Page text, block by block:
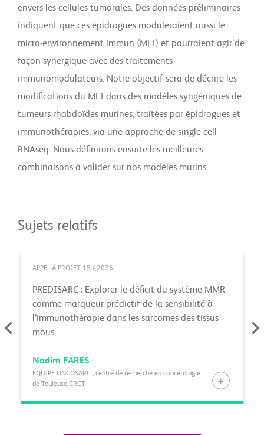
envers les cellules tumorales. Des données préliminaires
indiquent que ces épidrogues moduleraient aussi le
micro-environnement immun (MEI) et pourraient agir de
façon synergique avec des traitements
immunomodulateurs. Notre objectif sera de décrire les
modifications du MEI dans des modèles syngéniques de
tumeurs rhabdoïdes murines, traitées par épidrogues et
immunothérapies, via une approche de single-cell
RNAseq. Nous définirons ensuite les meilleures
combinaisons à valider sur nos modèles murins.
Sujets relatifs
APPEL À PROJET 15 / 2026
PREDISARC : Explorer le déficit du système MMR
comme marqueur prédictif de la sensibilité à
l’immunothérapie dans les sarcomes des tissus
mous.
Nadim FARES
EQUIPE ONCOSARC , centre de recherche en cancérologie
de Toulouse CRCT